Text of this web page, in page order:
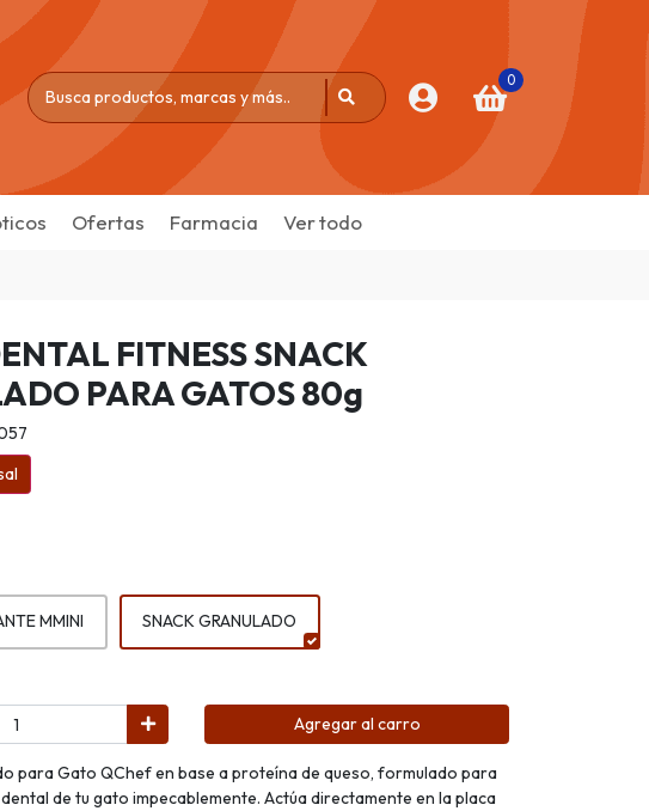
0
Ofertas Farmacia Ver todo
FITNESS SNACK
PARA GATOS 80g
MMINI SNACK GRANULADO
Agregar al carro
para Gato QChef en base a proteína de queso, formulado para
de tu gato impecablemente. Actúa directamente en la placa